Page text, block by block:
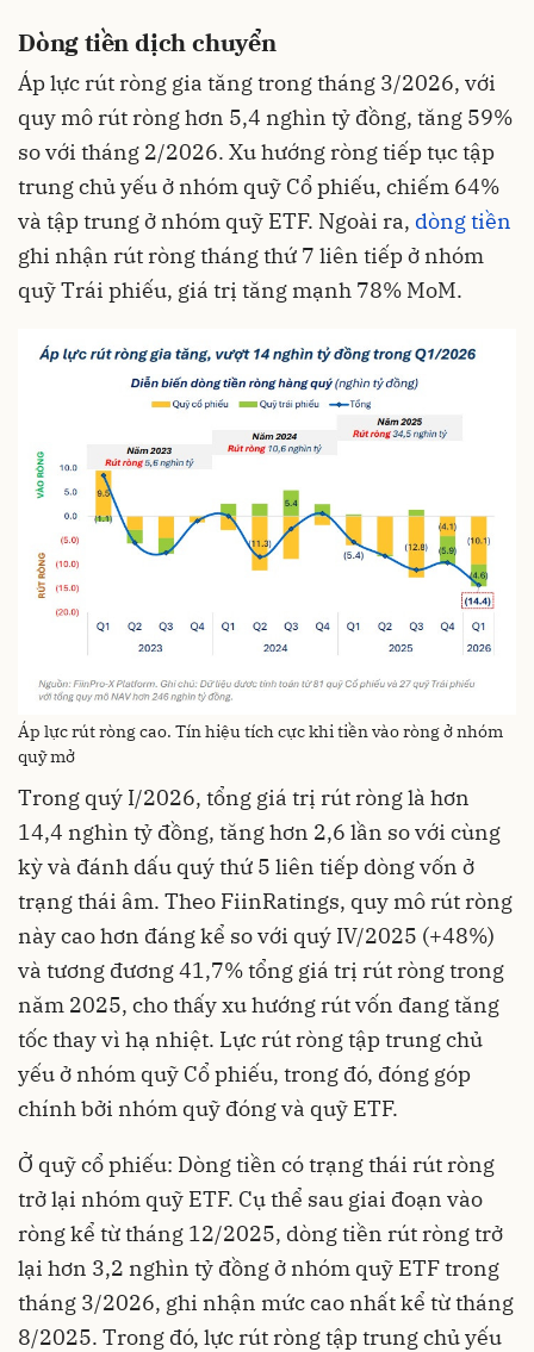
Dòng tiền dịch chuyển
Áp lực rút ròng gia tăng trong tháng 3/2026, với
quy mô rút ròng hơn 5,4 nghìn tỷ đồng, tăng 59%
so với tháng 2/2026. Xu hướng ròng tiếp tục tập
trung chủ yếu ở nhóm quỹ Cổ phiếu, chiếm 64%
và tập trung ở nhóm quỹ ETF. Ngoài ra, dòng tiền
ghi nhận rút ròng tháng thứ 7 liên tiếp ở nhóm
quỹ Trái phiếu, giá trị tăng mạnh 78% MoM.
Áp lực rút ròng cao. Tín hiệu tích cực khi tiền vào ròng ở nhóm
quỹ mở
Trong quý I/2026, tổng giá trị rút ròng là hơn
14,4 nghìn tỷ đồng, tăng hơn 2,6 lần so với cùng
kỳ và đánh dấu quý thứ 5 liên tiếp dòng vốn ở
trạng thái âm. Theo FiinRatings, quy mô rút ròng
này cao hơn đáng kể so với quý IV/2025 (+48%)
và tương đương 41,7% tổng giá trị rút ròng trong
năm 2025, cho thấy xu hướng rút vốn đang tăng
tốc thay vì hạ nhiệt. Lực rút ròng tập trung chủ
yếu ở nhóm quỹ Cổ phiếu, trong đó, đóng góp
chính bởi nhóm quỹ đóng và quỹ ETF.
Ở quỹ cổ phiếu: Dòng tiền có trạng thái rút ròng
trở lại nhóm quỹ ETF. Cụ thể sau giai đoạn vào
ròng kể từ tháng 12/2025, dòng tiền rút ròng trở
lại hơn 3,2 nghìn tỷ đồng ở nhóm quỹ ETF trong
tháng 3/2026, ghi nhận mức cao nhất kể từ tháng
8/2025. Trong đó, lực rút ròng tập trung chủ yếu